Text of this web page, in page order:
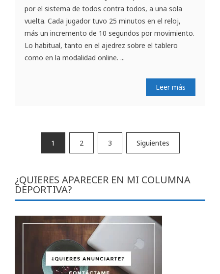
por el sistema de todos contra todos, a una sola
vuelta. Cada jugador tuvo 25 minutos en el reloj,
más un incremento de 10 segundos por movimiento.
Lo habitual, tanto en el ajedrez sobre el tablero
como en la modalidad online. ...
Leer más
Paginación
entradas
1 2 3 Siguientes
¿QUIERES APARECER EN MI COLUMNA
DEPORTIVA?